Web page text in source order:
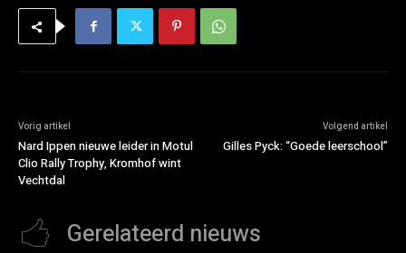
Vorig artikel
Nard Ippen nieuwe leider in Motul
Clio Rally Trophy, Kromhof wint
Vechtdal
Volgend artikel
Gilles Pyck: “Goede leerschool”
Gerelateerd nieuws